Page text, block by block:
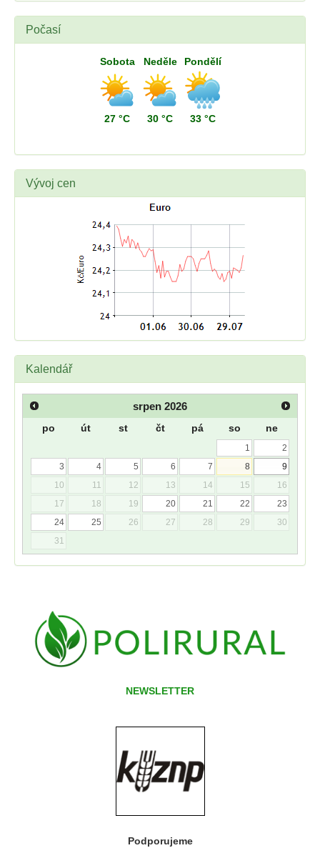
Počasí
Sobota
27 °C
Neděle
30 °C
Pondělí
33 °C
Vývoj cen
Kalendář
srpen 2026
po út st čt pá so ne
1
2
3
4 5 6 7 8
9
10
11 12 13 14 15
16
17
18 19 20 21 22
23
24
25 26 27 28 29
30
31
NEWSLETTER
Podporujeme